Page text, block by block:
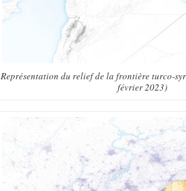
Représentation du relief de la frontière turco-
février 2023)